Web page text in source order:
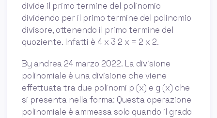
divide il primo termine del polinomio
dividendo per il primo termine del polinomio
divisore, ottenendo il primo termine del
quoziente. Infatti è 4 x 3 2 x = 2 x 2.
By andrea 24 marzo 2022. La divisione
polinomiale è una divisione che viene
effettuata tra due polinomi p (x) e g (x) che
si presenta nella forma: Questa operazione
polinomiale è ammessa solo quando il grado